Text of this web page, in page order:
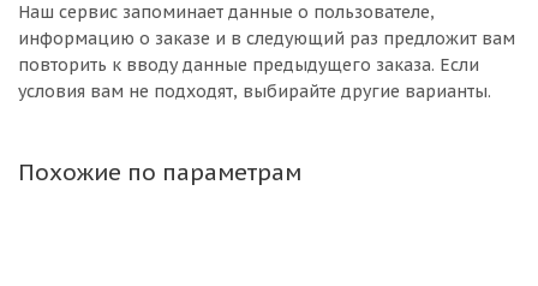
Наш сервис запоминает данные о пользователе,
информацию о заказе и в следующий раз предложит вам
повторить к вводу данные предыдущего заказа. Если
условия вам не подходят, выбирайте другие варианты.
Похожие по параметрам